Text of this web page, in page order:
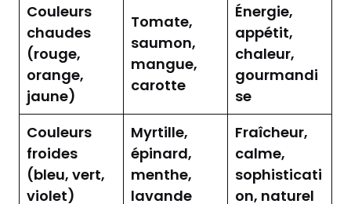
Couleurs
chaudes
(rouge,
orange,
jaune)
Tomate,
saumon,
mangue,
carotte
Énergie,
appétit,
chaleur,
gourmandi
se
Couleurs
froides
(bleu, vert,
violet)
Myrtille,
épinard,
menthe,
lavande
Fraîcheur,
calme,
sophisticati
on, naturel